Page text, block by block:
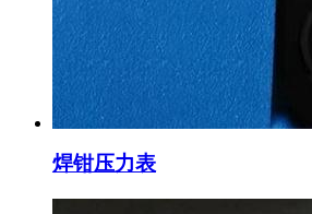
焊钳压力表